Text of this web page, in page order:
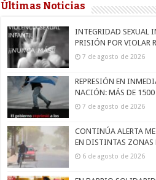
Últimas Noticias
INTEGRIDAD SEXUAL
PRISIÓN POR VIOLAR
7 de agosto de 2026
REPRESIÓN EN
NACIÓN: MÁS DE 1500
7 de agosto de 2026
CONTINÚA ALERTA
EN DISTINTAS ZONAS
6 de agosto de 2026